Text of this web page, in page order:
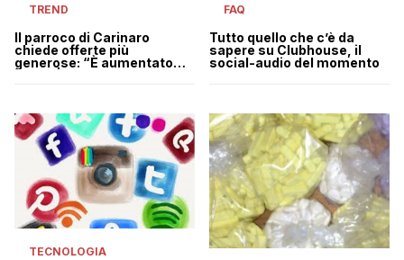
TREND
Il parroco di Carinaro
chiede offerte più
generose: “È aumentato
FAQ
Tutto quello che c’è da
sapere su Clubhouse, il
social-audio del momento
TECNOLOGIA